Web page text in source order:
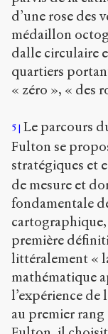
d’une rose des
médaillon
dalle circulaire
quartiers
« zéro », « des
5 Le parcours
Fulton se
stratégiques et
de mesure et
fondamentale
première
littéralement «
mathématique
l’expérience de
au premier